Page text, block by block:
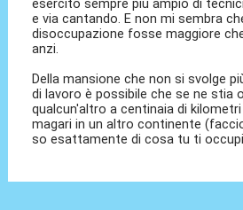
esercito sempre più ampio di
e via cantando. E non mi sembra
disoccupazione fosse maggiore
anzi.
Della mansione che non si svolge
di lavoro è possibile che se ne stia
qualcun'altro a centinaia di
magari in un altro continente
so esattamente di cosa tu ti